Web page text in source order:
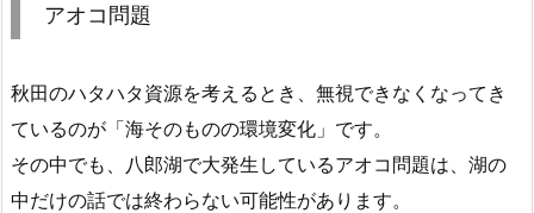
アオコ問題
秋田のハタハタ資源を考えるとき、無視できなくなってき
ているのが「海そのものの環境変化」です。
その中でも、八郎湖で大発生しているアオコ問題は、湖の
中だけの話では終わらない可能性があります。